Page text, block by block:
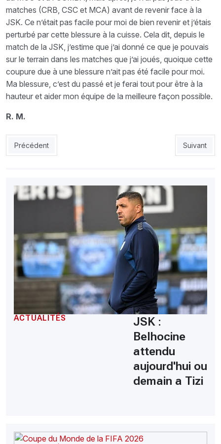
matches (CRB, CSC et MCA) avant de revenir face à la
JSK. Ce n’était pas facile pour moi de bien revenir et j’étais
perturbé par cette blessure à la cuisse. Cela dit, depuis le
match de la JSK, j’estime que j’ai donné ce que je pouvais
sur le terrain dans les matches que j’ai joués, quoique cette
coupure due à une blessure n’ait pas été facile pour moi.
Ma blessure, c’est du passé et je ferai tout pour être à la
hauteur et aider mon équipe de la meilleure façon possible.
R. M.
Article précédent : CSC : Lemerre a retrouvé son team
Précédent Article
Suivant
ACTUALITÉS
JSK :
Belhocine
attendu
aujourd'hui ou
demain a Tizi